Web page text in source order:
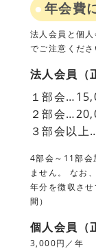
年会費
法人会員と個
でご注意くださ
法人会員（
１部会
２部会
３部会以
4部会～11部会
ません。 なお
年分を徴収さ
間）
個人会員（
3,000円／年